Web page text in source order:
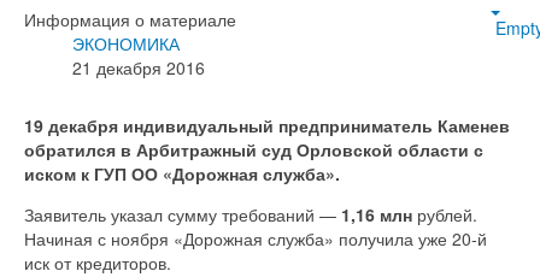
Информация о материале
ЭКОНОМИКА
21 декабря 2016
19 декабря индивидуальный предприниматель Каменев
обратился в Арбитражный суд Орловской области с
иском к ГУП ОО «Дорожная служба».
Заявитель указал сумму требований — 1,16 млн рублей.
Начиная с ноября «Дорожная служба» получила уже 20-й
иск от кредиторов.